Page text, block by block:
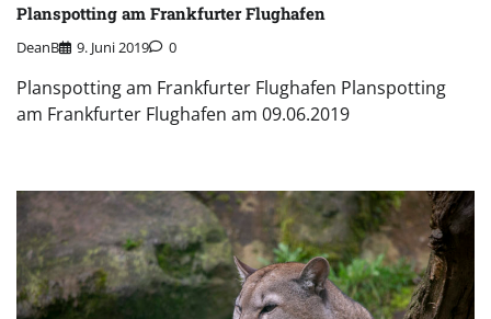
Planspotting am Frankfurter Flughafen
DeanB 9. Juni 2019 0
Planspotting am Frankfurter Flughafen Planspotting
am Frankfurter Flughafen am 09.06.2019